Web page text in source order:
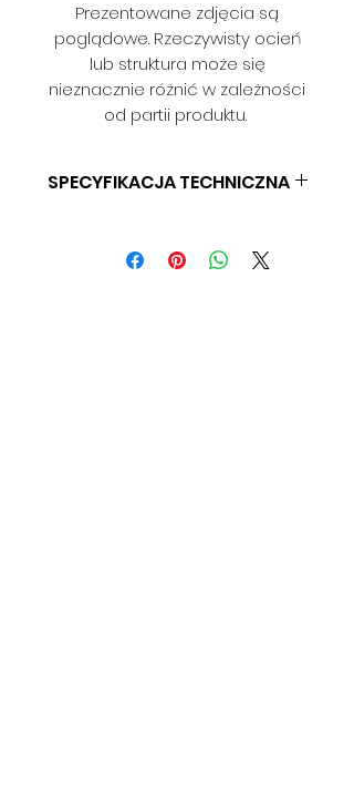
Prezentowane zdjęcia są
poglądowe. Rzeczywisty ocień
lub struktura może się
nieznacznie różnić w zależności
od partii produktu.
SPECYFIKACJA TECHNICZNA
GRAMATURA: 380 G/M2
SZEROKOŚĆ 145 CM